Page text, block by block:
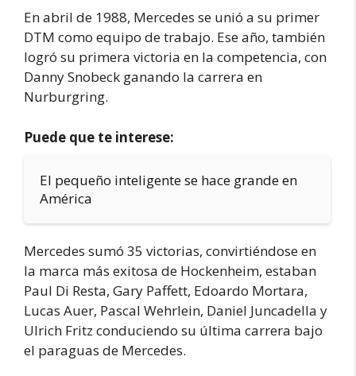
En abril de 1988, Mercedes se unió a su primer
DTM como equipo de trabajo. Ese año, también
logró su primera victoria en la competencia, con
Danny Snobeck ganando la carrera en
Nurburgring.
Puede que te interese:
El pequeño inteligente se hace grande en
América
Mercedes sumó 35 victorias, convirtiéndose en
la marca más exitosa de Hockenheim, estaban
Paul Di Resta, Gary Paffett, Edoardo Mortara,
Lucas Auer, Pascal Wehrlein, Daniel Juncadella y
Ulrich Fritz conduciendo su última carrera bajo
el paraguas de Mercedes.